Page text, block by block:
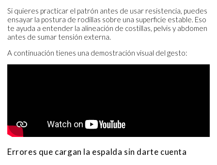
Si quieres practicar el patrón antes de usar resistencia, puedes
ensayar la postura de rodillas sobre una superficie estable. Eso
te ayuda a entender la alineación de costillas, pelvis y abdomen
antes de sumar tensión externa.
A continuación tienes una demostración visual del gesto:
Errores que cargan la espalda sin darte cuenta